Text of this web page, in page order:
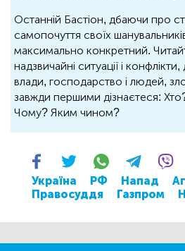
Останній Бастіон, дбаючи про
самопочуття своїх
максимально конкретний.
надзвичайні ситуації і конфлікти,
влади, господарство і людей,
завжди першими дізнаєтеся:
Чому? Яким чином?
Україна РФ Напад
Правосуддя
Газпром